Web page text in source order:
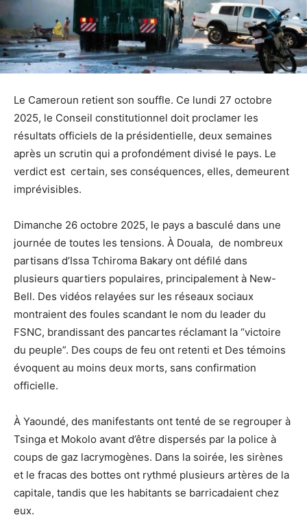
Le Cameroun retient son souffle. Ce lundi 27 octobre
2025, le Conseil constitutionnel doit proclamer les
résultats officiels de la présidentielle, deux semaines
après un scrutin qui a profondément divisé le pays. Le
verdict est certain, ses conséquences, elles, demeurent
imprévisibles.
Dimanche 26 octobre 2025, le pays a basculé dans une
journée de toutes les tensions. À Douala, de nombreux
partisans d’Issa Tchiroma Bakary ont défilé dans
plusieurs quartiers populaires, principalement à New-
Bell. Des vidéos relayées sur les réseaux sociaux
montraient des foules scandant le nom du leader du
FSNC, brandissant des pancartes réclamant la “victoire
du peuple”. Des coups de feu ont retenti et Des témoins
évoquent au moins deux morts, sans confirmation
officielle.
À Yaoundé, des manifestants ont tenté de se regrouper à
Tsinga et Mokolo avant d’être dispersés par la police à
coups de gaz lacrymogènes. Dans la soirée, les sirènes
et le fracas des bottes ont rythmé plusieurs artères de la
capitale, tandis que les habitants se barricadaient chez
eux.